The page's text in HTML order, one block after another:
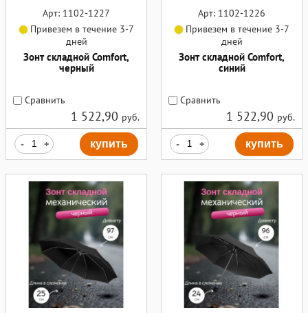
Арт: 1102-1227
Привезем в течение 3-7
дней
Зонт складной Comfort,
черный
Сравнить
1 522,90 руб.
- + купить
Арт: 1102-1226
Привезем в течение 3-7
дней
Зонт складной Comfort,
синий
Сравнить
1 522,90 руб.
- + купить